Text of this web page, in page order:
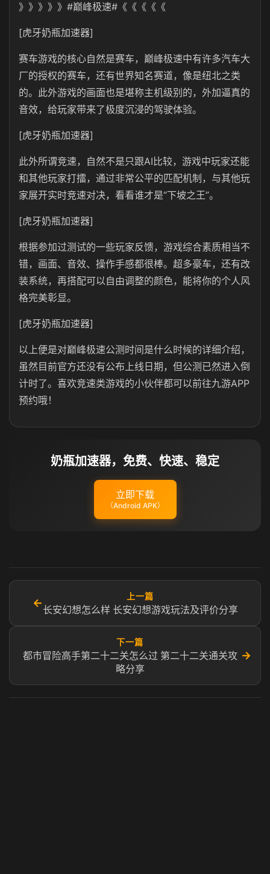
》》》》》#巅峰极速#《《《《《
[虎牙奶瓶加速器]
赛车游戏的核心自然是赛车，巅峰极速中有许多汽车大
厂的授权的赛车，还有世界知名赛道，像是纽北之类
的。此外游戏的画面也是堪称主机级别的，外加逼真的
音效，给玩家带来了极度沉浸的驾驶体验。
[虎牙奶瓶加速器]
此外所谓竞速，自然不是只跟AI比较，游戏中玩家还能
和其他玩家打擂，通过非常公平的匹配机制，与其他玩
家展开实时竞速对决，看看谁才是“下坡之王”。
[虎牙奶瓶加速器]
根据参加过测试的一些玩家反馈，游戏综合素质相当不
错，画面、音效、操作手感都很棒。超多豪车，还有改
装系统，再搭配可以自由调整的颜色，能将你的个人风
格完美彰显。
[虎牙奶瓶加速器]
以上便是对巅峰极速公测时间是什么时候的详细介绍，
虽然目前官方还没有公布上线日期，但公测已然进入倒
计时了。喜欢竞速类游戏的小伙伴都可以前往九游APP
预约哦！
奶瓶加速器，免费、快速、稳定
立即下载
（Android APK）
←
上一篇
长安幻想怎么样 长安幻想游戏玩法及评价分享
下一篇
都市冒险高手第二十二关怎么过​ ​第二十二关通关攻
略分享
→